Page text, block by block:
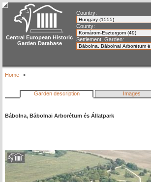
Central European Historic
Garden Database
Country:
County:
Settlement, Garden:
Home ->
Garden description Images
Bábolna, Bábolnai Arborétum és Állatpark